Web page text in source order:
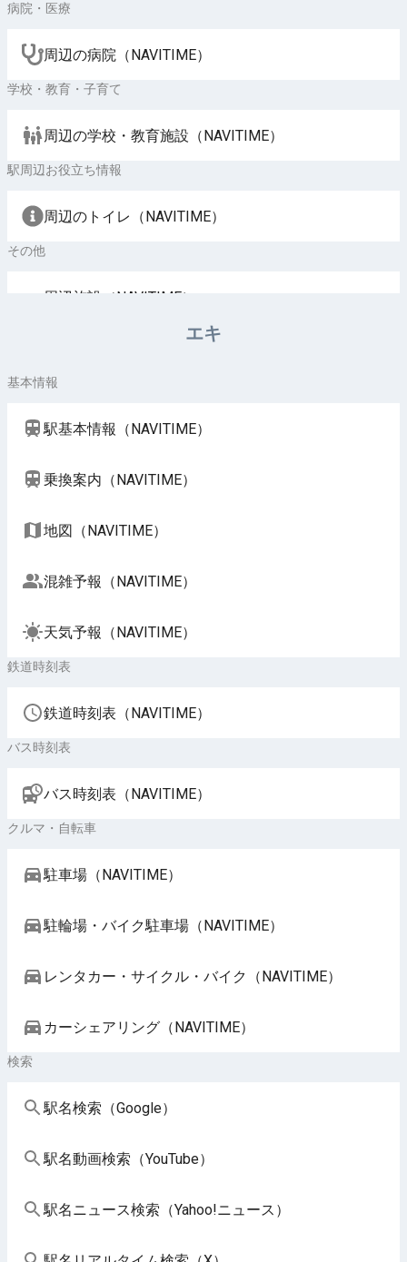
病院・医療
周辺の病院（NAVITIME）
学校・教育・子育て
周辺の学校・教育施設（NAVITIME）
駅周辺お役立ち情報
周辺のトイレ（NAVITIME）
その他
周辺施設（NAVITIME）
エキ
基本情報
駅基本情報（NAVITIME）
乗換案内（NAVITIME）
地図（NAVITIME）
混雑予報（NAVITIME）
天気予報（NAVITIME）
鉄道時刻表
鉄道時刻表（NAVITIME）
バス時刻表
バス時刻表（NAVITIME）
クルマ・自転車
駐車場（NAVITIME）
駐輪場・バイク駐車場（NAVITIME）
レンタカー・サイクル・バイク（NAVITIME）
カーシェアリング（NAVITIME）
検索
駅名検索（Google）
駅名動画検索（YouTube）
駅名ニュース検索（Yahoo!ニュース）